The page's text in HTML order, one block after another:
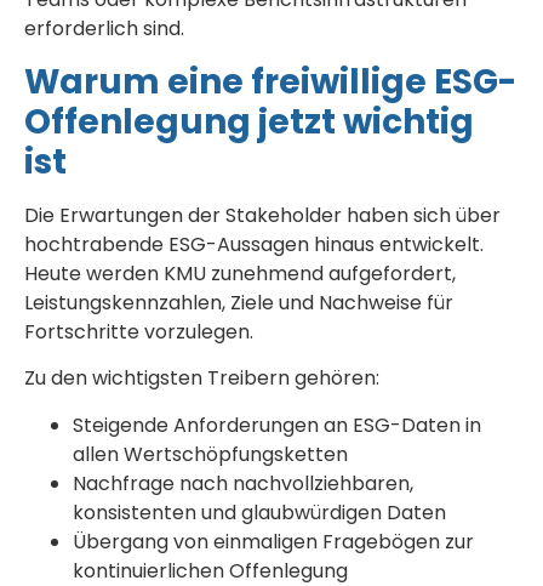
erforderlich sind.
Warum eine freiwillige ESG-
Offenlegung jetzt wichtig
ist
Die Erwartungen der Stakeholder haben sich über
hochtrabende ESG-Aussagen hinaus entwickelt.
Heute werden KMU zunehmend aufgefordert,
Leistungskennzahlen, Ziele und Nachweise für
Fortschritte vorzulegen.
Zu den wichtigsten Treibern gehören:
Steigende Anforderungen an ESG-Daten in
allen Wertschöpfungsketten
Nachfrage nach nachvollziehbaren,
konsistenten und glaubwürdigen Daten
Übergang von einmaligen Fragebögen zur
kontinuierlichen Offenlegung